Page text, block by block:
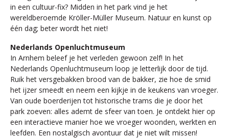
in een cultuur-fix? Midden in het park vind je het
wereldberoemde Kröller-Müller Museum. Natuur en kunst op
één dag; beter wordt het niet!
Nederlands Openluchtmuseum
In Arnhem beleef je het verleden gewoon zelf! In het
Nederlands Openluchtmuseum loop je letterlijk door de tijd.
Ruik het versgebakken brood van de bakker, zie hoe de smid
het ijzer smeedt en neem een kijkje in de keukens van vroeger.
Van oude boerderijen tot historische trams die je door het
park zoeven: alles ademt de sfeer van toen. Je ontdekt hier op
een interactieve manier hoe we vroeger woonden, werkten en
leefden. Een nostalgisch avontuur dat je niet wilt missen!